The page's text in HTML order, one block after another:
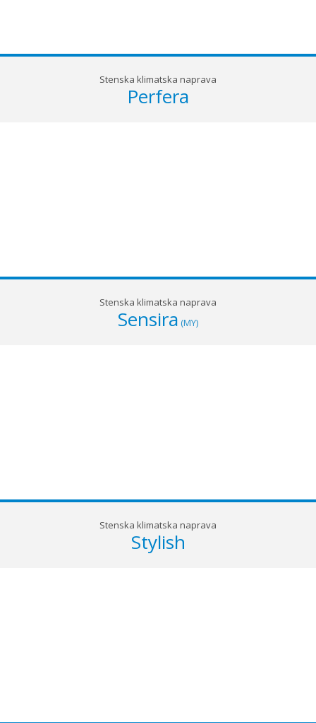
Stenska klimatska naprava
Perfera
Stenska klimatska naprava
Sensira (MY)
Stenska klimatska naprava
Stylish